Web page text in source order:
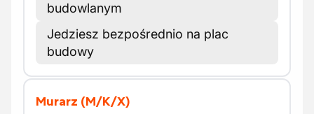
budowlanym
Jedziesz bezpośrednio na plac
budowy
Murarz (M/K/X)